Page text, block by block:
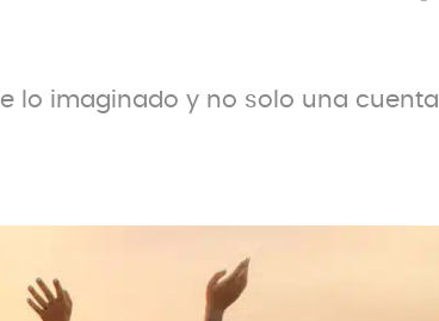
lo imaginado y no solo una cuenta